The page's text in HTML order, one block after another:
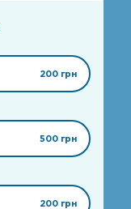
200 грн
500 грн
200 грн